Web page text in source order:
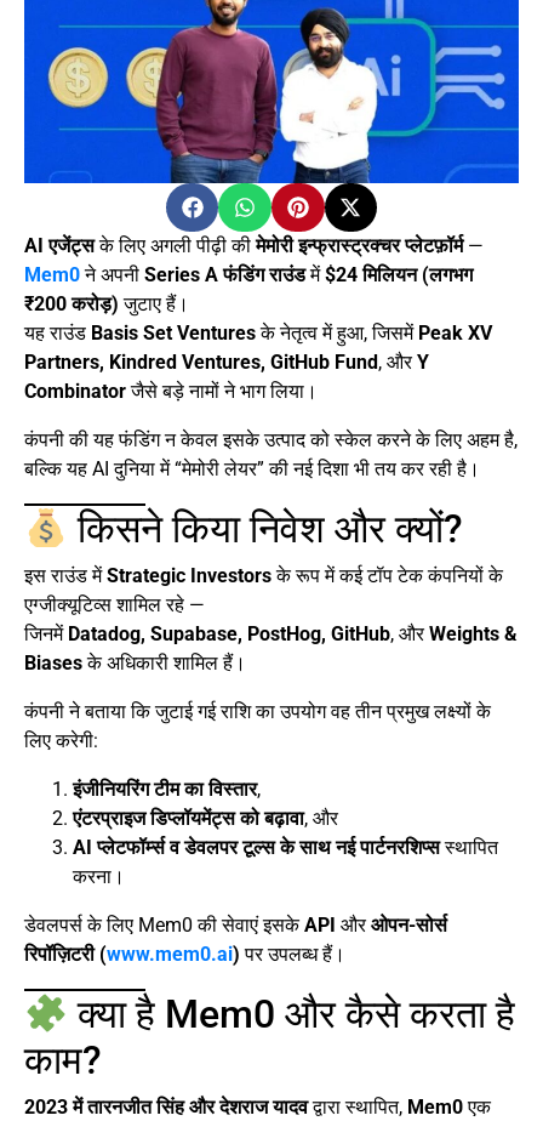
AI एजेंट्सके लिए अगली पीढ़ी कीमेमोरी इन्फ्रास्ट्रक्चर प्लेटफ़ॉर्म—
Mem0ने अपनी Series A फंडिंग राउंडमें$24 मिलियन (लगभग
₹200 करोड़) जुटाए हैं।
यह राउंड Basis Set Venturesके नेतृत्व में हुआ, जिसमें Peak XV
Partners, Kindred Ventures, GitHub Fund , औरY
Combinatorजैसे बड़े नामों ने भाग लिया।
कंपनी की यह फंडिंग न केवल इसके उत्पाद को स्केल करने के लिए अहम है,
बल्कि यह AI दुनिया में “मेमोरी लेयर” की नई दिशा भी तय कर रही है।
किसने किया निवेश और क्यों?
इस राउंड मेंStrategic Investorsके रूप में कई टॉप टेक कंपनियों के
एग्जीक्यूटिव्स शामिल रहे —
जिनमें Datadog, Supabase, PostHog, GitHub, औरWeights &
Biasesके अधिकारी शामिल हैं।
कंपनी ने बताया कि जुटाई गई राशि का उपयोग वह तीन प्रमुख लक्ष्यों के
लिए करेगी:
इंजीनियरिंग टीम का विस्तार,
एंटरप्राइज डिप्लॉयमेंट्स को बढ़ावा, और
AI प्लेटफॉर्म्स व डेवलपर टूल्स के साथ नई पार्टनरशिप्सस्थापित
करना।
डेवलपर्स के लिए Mem0 की सेवाएं इसकेAPI औरओपन-सोर्स
रिपॉज़िटरी (www.mem0.ai) पर उपलब्ध हैं।
क्या है Mem0 और कैसे करता है
काम?
2023 में तारनजीत सिंह और देशराज यादवद्वारा स्थापित, Mem0एक